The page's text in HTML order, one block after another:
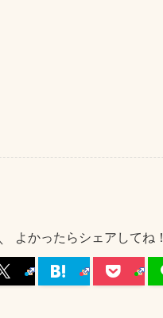
よかったらシェアしてね！